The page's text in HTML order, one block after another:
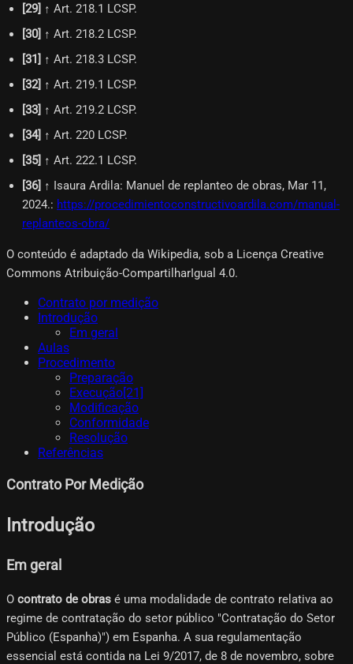
[29] ↑ Art. 218.1 LCSP.
[30] ↑ Art. 218.2 LCSP.
[31] ↑ Art. 218.3 LCSP.
[32] ↑ Art. 219.1 LCSP.
[33] ↑ Art. 219.2 LCSP.
[34] ↑ Art. 220 LCSP.
[35] ↑ Art. 222.1 LCSP.
[36] ↑ Isaura Ardila: Manuel de replanteo de obras, Mar 11,
2024.: https://procedimientoconstructivoardila.com/manual-
replanteos-obra/
O conteúdo é adaptado da Wikipedia, sob a Licença Creative
Commons Atribuição-CompartilharIgual 4.0.
Contrato por medição
Introdução
Em geral
Aulas
Procedimento
Preparação
Execução[21]​
Modificação
Conformidade
Resolução
Referências
Contrato Por Medição
Introdução
Em geral
O contrato de obras é uma modalidade de contrato relativa ao
regime de contratação do setor público "Contratação do Setor
Público (Espanha)") em Espanha. A sua regulamentação
essencial está contida na Lei 9/2017, de 8 de novembro, sobre